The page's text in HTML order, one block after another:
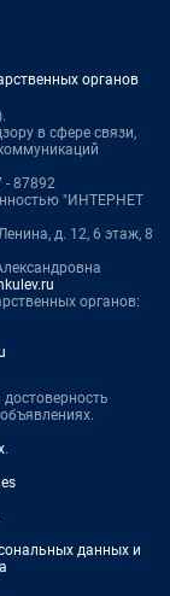
органов
в сфере связи,
87892
"ИНТЕРНЕТ
д. 12, 6 этаж, 8
органов:
достоверность
.
данных и